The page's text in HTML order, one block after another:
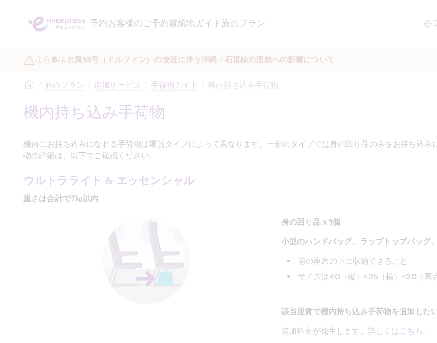
予約お客様のご予約就航地ガイド旅のプラン
注意事項 台風13号（ドルフィン）の接近に伴う沖縄・石垣線の運航への影響について
/ 旅のプラン / 追加サービス / 手荷物ガイド / 機内持ち込み手荷物
機内持ち込み手荷物
機内にお持ち込みになれる手荷物は運賃タイプによって異なります。一部のタイプでは身の回り品のみをお持ち込
物の詳細は、以下でご確認ください。
ウルトラライト & エッセンシャル
重さは合計で7㎏以内
身の回り品ｘ1個
小型のハンドバッグ、ラップトップバッグ
前の座席の下に収納できること
サイズは40（縦）×25（横）×20（高
該当運賃で機内持ち込み手荷物を追加した
追加料金が発生します。詳しくは こちら 。